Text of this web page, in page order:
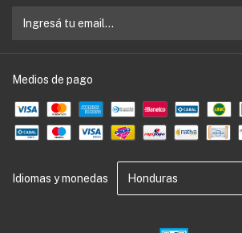
Medios de pago
Idiomas y monedas